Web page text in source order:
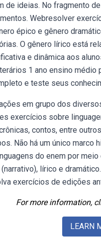
de ideias. No fragmento
Webresolver
épico e gênero
O gênero lírico está
e dinâmica aos
1 ano ensino médio
e teste seus
em grupo dos
exercícios sobre
contos, entre
Não há um único
do enem por
lírico e
exercícios de edições
For more information,
LEARN